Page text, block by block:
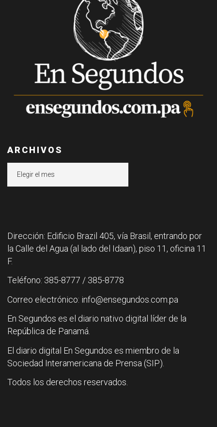
ARCHIVOS
Dirección: Edificio Brazil 405, vía Brasil, entrando por
la Calle del Agua (al lado del Idaan), piso 11, oficina 11
F.
Teléfono: 385-8777 / 385-8778
Correo electrónico: info@ensegundos.com.pa
En Segundos es el diario nativo digital líder de la
República de Panamá.
El diario digital En Segundos es miembro de la
Sociedad Interamericana de Prensa (SIP).
Todos los derechos reservados.